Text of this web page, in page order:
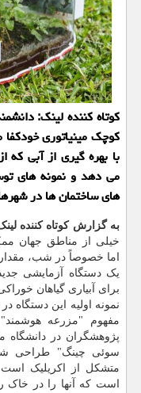
کوتاه کننده لینک:
با بهره گیری از آبی
می دهد و نمونه های
های ساختمان ها در
به گزارش کوتاه کننده
خیلی از مناطق جهان
اما خصوصاً در شب، مقدار
یک دستگاه آزمایشی
برای آبیاری گیاهان
مفهوم "مزرعه
پژوهشگران در دانشگاه
سوئی چینگ" طراحی
متشکل از اکریلیک
است که آنها را در خاک